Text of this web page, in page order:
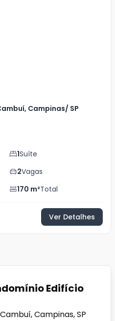
Campinas/ SP
1Suíte
2Vagas
170 m²Total
Ver Detalhes
Edifício
Campinas, SP